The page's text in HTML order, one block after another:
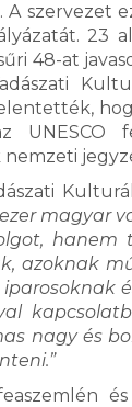
A szervezet
23
48-at
magyar
hanem
azoknak
nagy és